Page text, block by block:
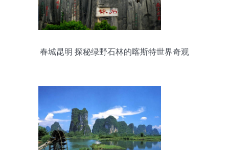
春城昆明 探秘绿野石林的喀斯特世界奇观